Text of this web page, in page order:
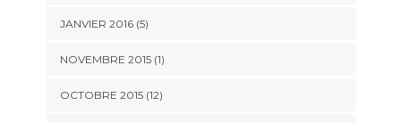
JANVIER 2016 (5)
NOVEMBRE 2015 (1)
OCTOBRE 2015 (12)